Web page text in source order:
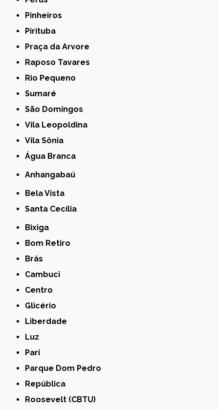
Pinheiros
Pirituba
Praça da Arvore
Raposo Tavares
Rio Pequeno
Sumaré
São Domingos
Vila Leopoldina
Vila Sônia
Água Branca
Anhangabaú
Bela Vista
Santa Cecília
Bixiga
Bom Retiro
Brás
Cambuci
Centro
Glicério
Liberdade
Luz
Pari
Parque Dom Pedro
República
Roosevelt (CBTU)